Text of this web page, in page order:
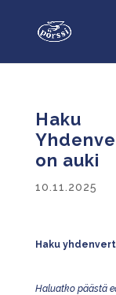
Haku
on auki
10.11.2025
Haku
Haluatko päästä